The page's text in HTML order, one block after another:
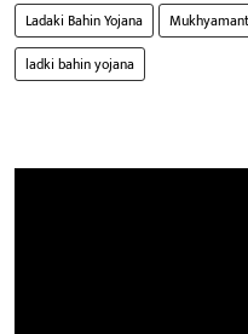
Ladaki Bahin Yojana
ladki bahin yojana